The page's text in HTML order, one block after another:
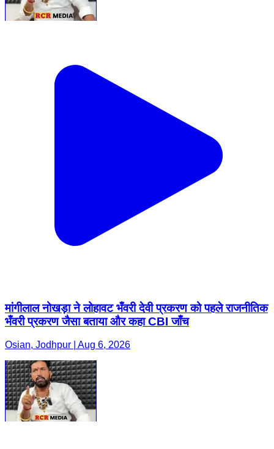
मांगीलाल नोखड़ा ने लोहावट भँवरी देवी प्रकरण को पहले राजनीतिक
भँवरी प्रकरण जैसा बताया और कहा CBI जाँच
Osian, Jodhpur | Aug 6, 2026